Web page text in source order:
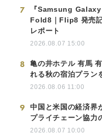
7
『Samsung
Fold8｜Flip8 発売
レポート
2026.08.07 15:00
8
亀の井ホテル 有馬
れる秋の宿泊プラン
2026.08.06 11:00
9
中国と米国の経済界
プライチェーン協力
2026.08.07 10:00